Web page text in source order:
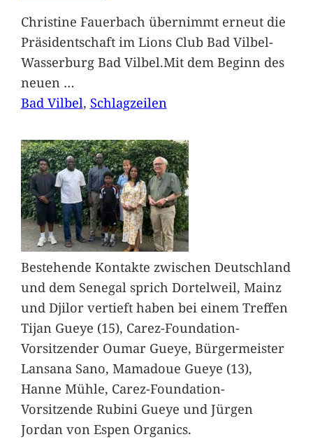
Christine Fauerbach übernimmt erneut die
Präsidentschaft im Lions Club Bad Vilbel-
Wasserburg Bad Vilbel.Mit dem Beginn des
neuen …
Bad Vilbel, Schlagzeilen
Bestehende Kontakte zwischen Deutschland
und dem Senegal sprich Dortelweil, Mainz
und Djilor vertieft haben bei einem Treffen
Tijan Gueye (15), Carez-Foundation-
Vorsitzender Oumar Gueye, Bürgermeister
Lansana Sano, Mamadoue Gueye (13),
Hanne Mühle, Carez-Foundation-
Vorsitzende Rubini Gueye und Jürgen
Jordan von Espen Organics.